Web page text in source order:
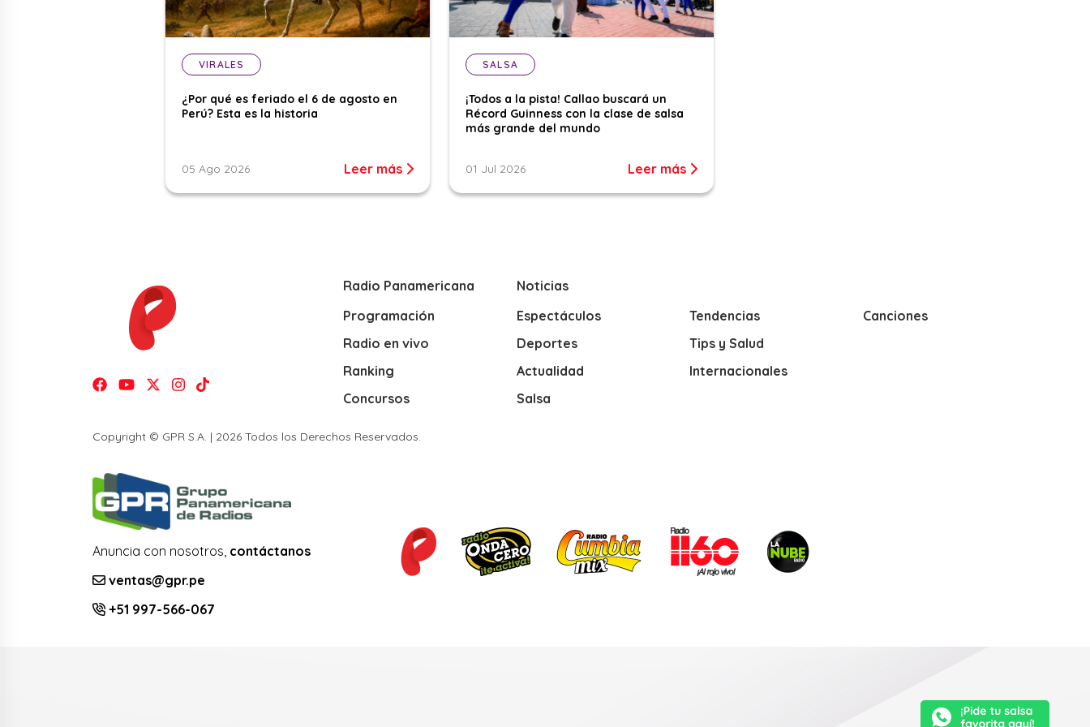
VIRALES
¿Por qué es feriado el 6 de agosto en
Perú? Esta es la historia
05 Ago 2026 Leer más
SALSA
¡Todos a la pista! Callao buscará un
Récord Guinness con la clase de salsa
más grande del mundo
01 Jul 2026 Leer más
Radio Panamericana
Programación
Radio en vivo
Ranking
Concursos
Noticias
Espectáculos
Deportes
Actualidad
Salsa
Tendencias
Tips y Salud
Internacionales
Canciones
Copyright © GPR S.A. | 2026 Todos los Derechos Reservados.
Anuncia con nosotros, contáctanos
ventas@gpr.pe
+51 997-566-067